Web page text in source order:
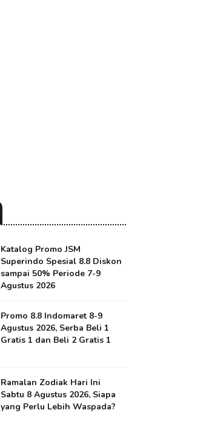
Katalog Promo JSM
Superindo Spesial 8.8 Diskon
sampai 50% Periode 7-9
Agustus 2026
Promo 8.8 Indomaret 8-9
Agustus 2026, Serba Beli 1
Gratis 1 dan Beli 2 Gratis 1
Ramalan Zodiak Hari Ini
Sabtu 8 Agustus 2026, Siapa
yang Perlu Lebih Waspada?